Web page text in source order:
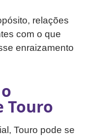
relações
com o que
enraizamento
Touro
Touro pode se